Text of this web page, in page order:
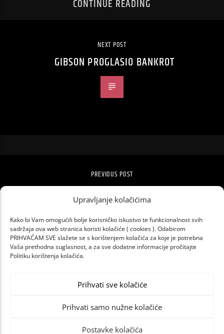
Upravljanje kolačićima
Kako bi Vam omogućili bolje korisničko iskustvo te funkcionalnost svih
sadržaja ova web stranica koristi kolačiće ( cookies ). Odabirom
PRIHVAĆAM SVE slažete se s korištenjem kolačića za koje je potrebna
Vaša prethodna suglasnost, a za sve dodatne informacije pročitajte
Politiku korištenja kolačića.
Prihvati sve kolačiće
Prihvati samo nužne kolačiće
Postavke kolačića
CONTINUE READING
NEXT POST
GIBSON PROGLASIO BANKROT
PREVIOUS POST
MADONNA IZGUBILA PARNICU – OSOBNE
STVARI IPAK MOGU NA AUKCIJU